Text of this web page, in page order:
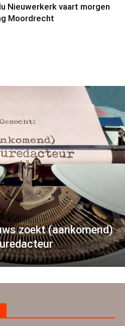
Nieuwerkerk vaart morgen
Moordrecht
zoekt (aankomend)